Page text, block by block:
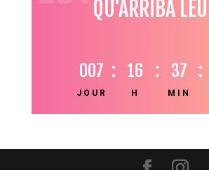
QU'ARRIBA
007
JOUR
: 16
H
: 37
MIN
: